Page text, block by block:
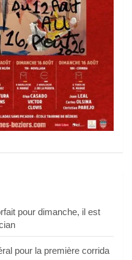
pour dimanche, il est
pour la première corrida